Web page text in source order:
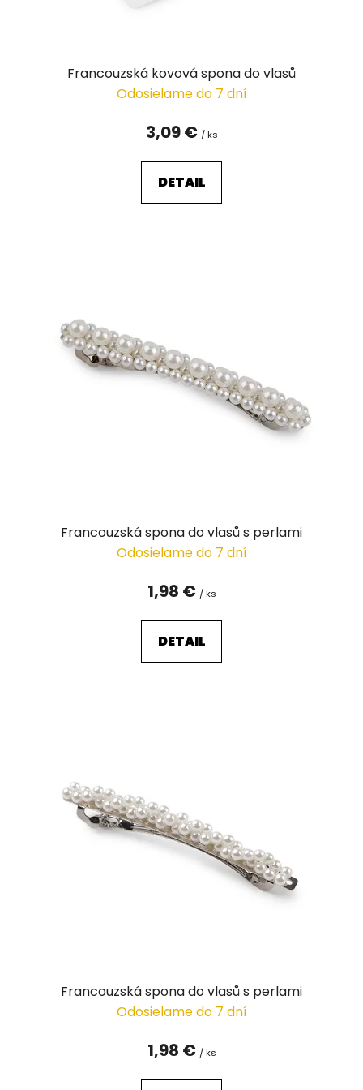
Francouzská kovová spona do vlasů
Odosielame do 7 dní
3,09 € / ks
DETAIL
Francouzská spona do vlasů s perlami
Odosielame do 7 dní
1,98 € / ks
DETAIL
Francouzská spona do vlasů s perlami
Odosielame do 7 dní
1,98 € / ks